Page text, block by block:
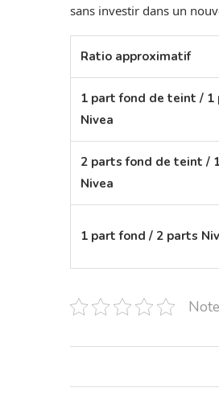
sans investir dans un
Ratio approximatif
1 part fond de teint / 1
Nivea
2 parts fond de teint /
Nivea
1 part fond / 2 parts